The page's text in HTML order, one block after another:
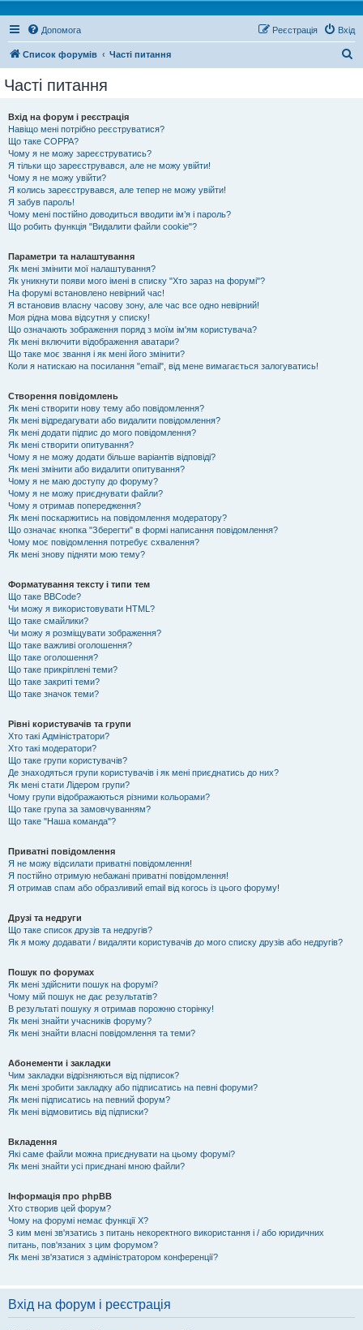
Допомога Вхід
Реєстрація
Список форумів Часті питання
Часті питання
Вхід на форум і реєстрація
Навіщо мені потрібно реєструватися?
Що таке COPPA?
Чому я не можу зареєструватись?
Я тільки що зареєструвався, але не можу увійти!
Чому я не можу увійти?
Я колись зареєструвався, але тепер не можу увійти!
Я забув пароль!
Чому мені постійно доводиться вводити ім’я і пароль?
Що робить функція "Видалити файли cookie"?
Параметри та налаштування
Як мені змінити мої налаштування?
Як уникнути появи мого імені в списку "Хто зараз на форумі"?
На форумі встановлено невірний час!
Я встановив власну часову зону, але час все одно невірний!
Моя рідна мова відсутня у списку!
Що означають зображення поряд з моїм ім'ям користувача?
Як мені включити відображення аватари?
Що таке моє звання і як мені його змінити?
Коли я натискаю на посилання "email", від мене вимагається залогуватись!
Створення повідомлень
Як мені створити нову тему або повідомлення?
Як мені відредагувати або видалити повідомлення?
Як мені додати підпис до мого повідомлення?
Як мені створити опитування?
Чому я не можу додати більше варіантів відповіді?
Як мені змінити або видалити опитування?
Чому я не маю доступу до форуму?
Чому я не можу приєднувати файли?
Чому я отримав попередження?
Як мені поскаржитись на повідомлення модератору?
Що означає кнопка "Зберегти" в формі написання повідомлення?
Чому моє повідомлення потребує схвалення?
Як мені знову підняти мою тему?
Форматування тексту і типи тем
Що таке BBCode?
Чи можу я використовувати HTML?
Що таке смайлики?
Чи можу я розміщувати зображення?
Що таке важливі оголошення?
Що таке оголошення?
Що таке прикріплені теми?
Що таке закриті теми?
Що таке значок теми?
Рівні користувачів та групи
Хто такі Адміністратори?
Хто такі модератори?
Що таке групи користувачів?
Де знаходяться групи користувачів і як мені приєднатись до них?
Як мені стати Лідером групи?
Чому групи відображаються різними кольорами?
Що таке група за замовчуванням?
Що таке "Наша команда"?
Приватні повідомлення
Я не можу відсилати приватні повідомлення!
Я постійно отримую небажані приватні повідомлення!
Я отримав спам або образливий email від когось із цього форуму!
Друзі та недруги
Що таке список друзів та недругів?
Як я можу додавати / видаляти користувачів до мого списку друзів або недругів?
Пошук по форумах
Як мені здійснити пошук на форумі?
Чому мій пошук не дає результатів?
В результаті пошуку я отримав порожню сторінку!
Як мені знайти учасників форуму?
Як мені знайти власні повідомлення та теми?
Абонементи і закладки
Чим закладки відрізняються від підписок?
Як мені зробити закладку або підписатись на певні форуми?
Як мені підписатись на певний форум?
Як мені відмовитись від підписки?
Вкладення
Які саме файли можна приєднувати на цьому форумі?
Як мені знайти усі приєднані мною файли?
Інформація про phpBB
Хто створив цей форум?
Чому на форумі немає функції X?
З ким мені зв'язатись з питань некоректного використання і / або юридичних
питань, пов'язаних з цим форумом?
Як мені зв'язатися з адміністратором конференції?
Вхід на форум і реєстрація